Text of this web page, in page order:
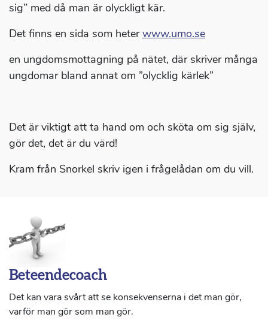
sig” med då man är olyckligt kär.
Det finns en sida som heterwww.umo.se
en ungdomsmottagning på nätet, där skriver många
ungdomar bland annat om ”olycklig kärlek”
Det är viktigt att ta hand om och sköta om sig själv,
gör det, det är du värd!
Kram från Snorkel skriv igen i frågelådan om du vill.
Beteendecoach
Det kan vara svårt att se konsekvenserna i det man gör,
varför man gör som man gör.